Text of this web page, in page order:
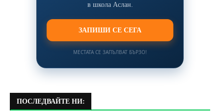
в школа Аслан.
ЗАПИШИ СЕ СЕГА
МЕСТАТА СЕ ЗАПЪЛВАТ БЪРЗО!
ПОСЛЕДВАЙТЕ НИ: